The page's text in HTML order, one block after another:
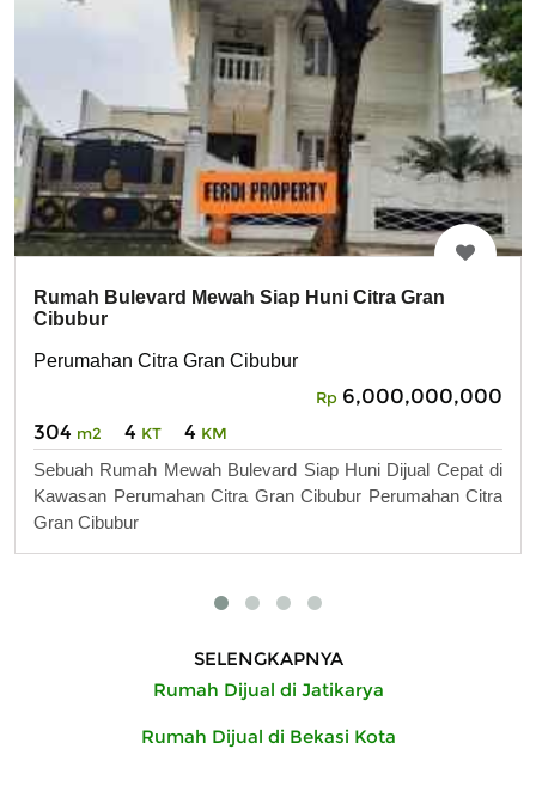
Rumah Bulevard Mewah Siap Huni Citra Gran
Cibubur
Perumahan Citra Gran Cibubur
Rp 6,000,000,000
304 m2 4 KT 4 KM
Sebuah Rumah Mewah Bulevard Siap Huni Dijual Cepat di
Kawasan Perumahan Citra Gran Cibubur Perumahan Citra
Gran Cibubur
SELENGKAPNYA
Rumah Dijual di Jatikarya
Rumah Dijual di Bekasi Kota